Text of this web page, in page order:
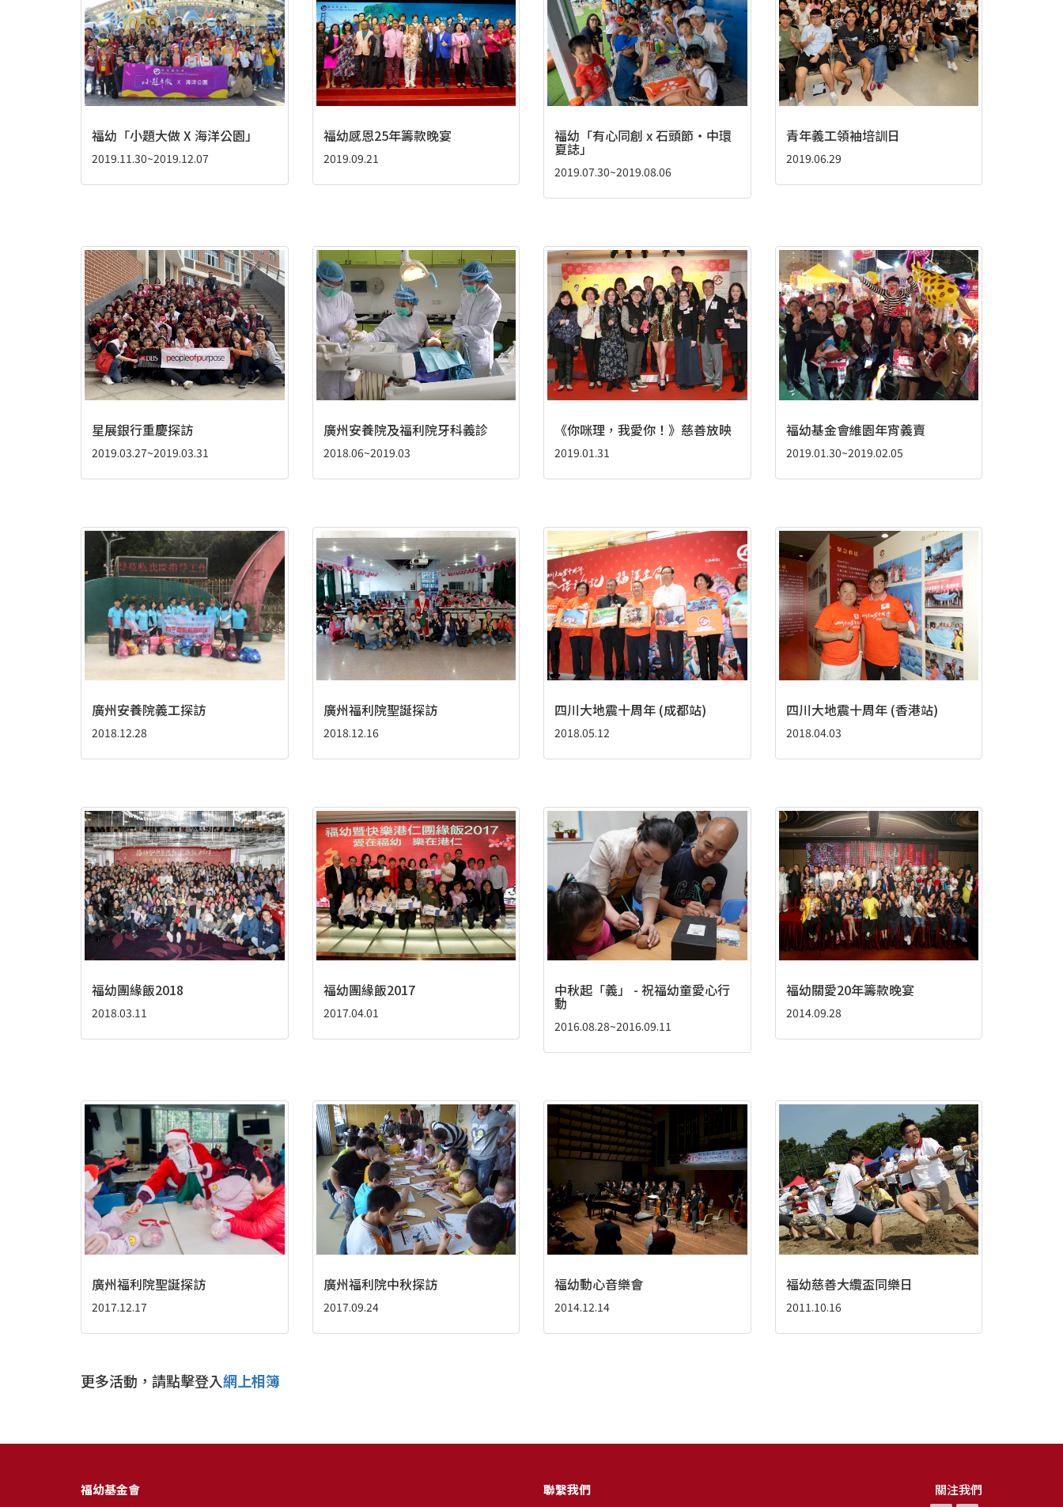
福幼「小題大做 X 海洋公園」
2019.11.30~2019.12.07
福幼感恩25年籌款晚宴
2019.09.21
福幼「有心同創 x 石頭節‧中環
夏誌」
2019.07.30~2019.08.06
青年義工領袖培訓日
2019.06.29
星展銀行重慶探訪
2019.03.27~2019.03.31
廣州安養院及福利院牙科義診
2018.06~2019.03
《你咪理，我愛你！》慈善放映
2019.01.31
福幼基金會維園年宵義賣
2019.01.30~2019.02.05
廣州安養院義工探訪
2018.12.28
廣州福利院聖誕探訪
2018.12.16
四川大地震十周年 (成都站)
2018.05.12
四川大地震十周年 (香港站)
2018.04.03
福幼團緣飯2018
2018.03.11
福幼團緣飯2017
2017.04.01
中秋起「義」 - 祝福幼童愛心行
動
2016.08.28~2016.09.11
福幼關愛20年籌款晚宴
2014.09.28
廣州福利院聖誕探訪
2017.12.17
廣州福利院中秋探訪
2017.09.24
福幼動心音樂會
2014.12.14
福幼慈善大纜盃同樂日
2011.10.16
更多活動，請點擊登入網上相簿
福幼基金會 聯繫我們 關注我們